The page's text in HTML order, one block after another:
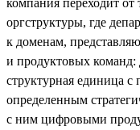
оргструктуры, где
к доменам,
и продуктовых
структурная единица с
определенным
с ним цифровыми